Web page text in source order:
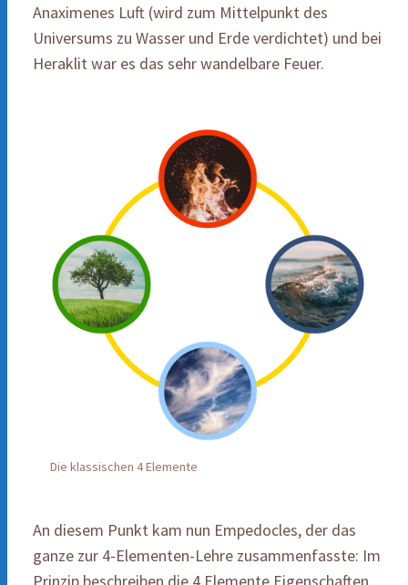
Anaximenes Luft (wird zum Mittelpunkt des
Universums zu Wasser und Erde verdichtet) und bei
Heraklit war es das sehr wandelbare Feuer.
Die klassischen 4 Elemente
An diesem Punkt kam nun Empedocles, der das
ganze zur 4-Elementen-Lehre zusammenfasste: Im
Prinzip beschreiben die 4 Elemente Eigenschaften,